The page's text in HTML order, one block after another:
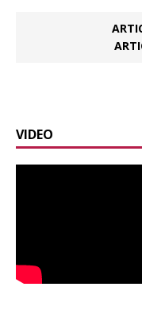
VIDEO